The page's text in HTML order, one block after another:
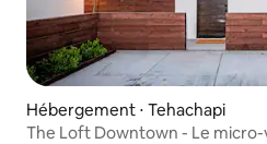
Hébergement ⋅ Tehachapi
The Loft Downtown - Le